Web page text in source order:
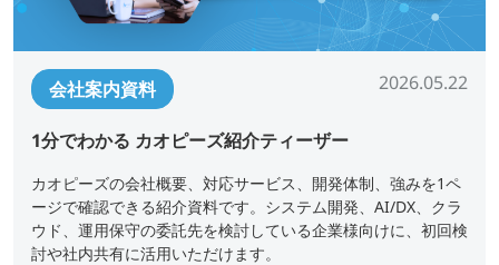
会社案内資料 2026.05.22
1分でわかる カオピーズ紹介ティーザー
カオピーズの会社概要、対応サービス、開発体制、強みを1ペ
ージで確認できる紹介資料です。システム開発、AI/DX、クラ
ウド、運用保守の委託先を検討している企業様向けに、初回検
討や社内共有に活用いただけます。